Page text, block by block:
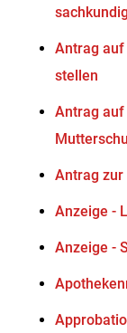
Antrag
stellen
Antrag auf
Antrag zur
Anzeige -
Anzeige -